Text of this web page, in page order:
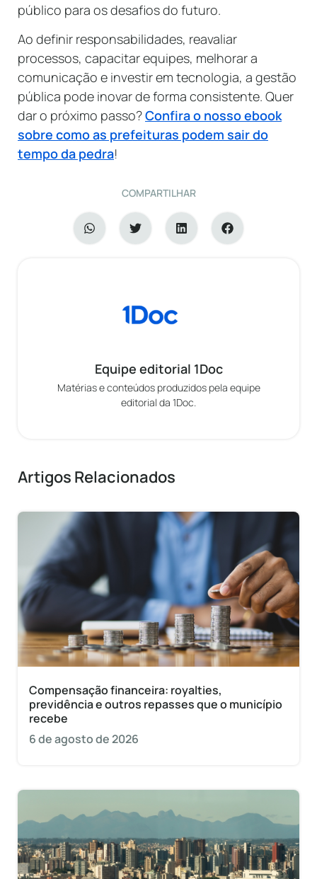
público para os desafios do futuro.
Ao definir responsabilidades, reavaliar
processos, capacitar equipes, melhorar a
comunicação e investir em tecnologia, a gestão
pública pode inovar de forma consistente. Quer
dar o próximo passo?Confira o nosso ebook
sobre como as prefeituras podem sair do
tempo da pedra!
COMPARTILHAR
Equipe editorial 1Doc
Matérias e conteúdos produzidos pela equipe
editorial da 1Doc.
Artigos Relacionados
Compensação financeira: royalties,
previdência e outros repasses que o município
recebe
6 de agosto de 2026